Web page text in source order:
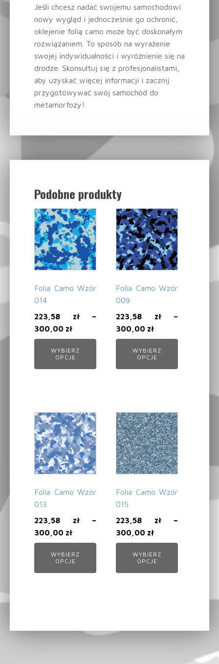
Jeśli chcesz nadać swojemu samochodowi
nowy wygląd i jednocześnie go ochronić,
oklejenie folią camo może być doskonałym
rozwiązaniem. To sposób na wyrażenie
swojej indywidualności i wyróżnienie się na
drodze. Skonsultuj się z profesjonalistami,
aby uzyskać więcej informacji i zacznij
przygotowywać swój samochód do
metamorfozy!
Podobne produkty
Folia Camo Wzór
014
223,58 zł–
300,00 zł
WYBIERZ
OPCJE
Folia Camo Wzór
009
223,58 zł–
300,00 zł
WYBIERZ
OPCJE
Folia Camo Wzór
013
223,58 zł–
300,00 zł
WYBIERZ
OPCJE
Folia Camo Wzór
015
223,58 zł–
300,00 zł
WYBIERZ
OPCJE